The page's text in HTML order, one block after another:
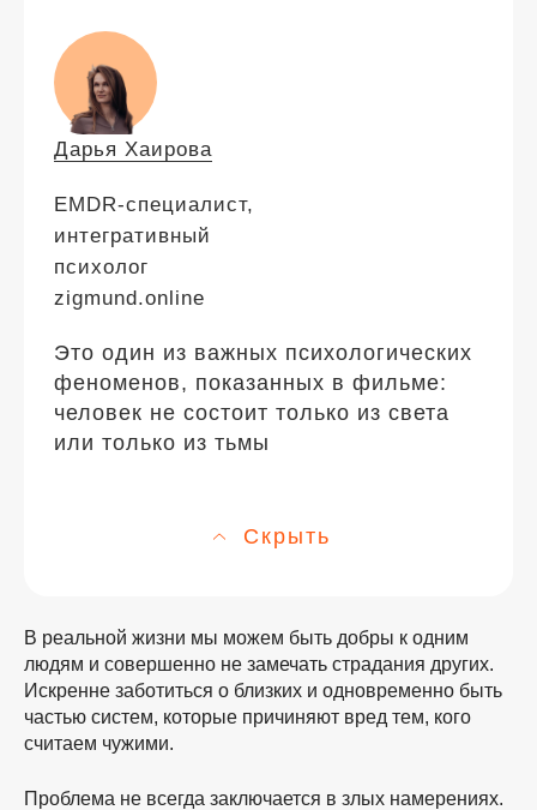
Это один из важных психологических
феноменов, показанных в фильме:
человек не состоит только из света
или только из тьмы
Скрыть
Дарья Хаирова
EMDR-специалист,
интегративный
психолог
zigmund.online
В реальной жизни мы можем быть добры к одним
людям и совершенно не замечать страдания других.
Искренне заботиться о близких и одновременно быть
частью систем, которые причиняют вред тем, кого
считаем чужими.
Проблема не всегда заключается в злых намерениях.